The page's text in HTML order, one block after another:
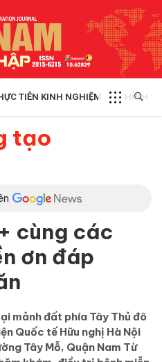
TIỄN KINH NGHIỆM CHÍNH
tạo
cùng các
ơn đáp
mảnh đất phía Tây Thủ đô
Quốc tế Hữu nghị Hà Nội
Tây Mỗ, Quận Nam Từ